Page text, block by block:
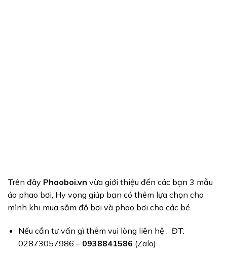
Trên đây Phaoboi.vn vừa giới thiệu đến các bạn 3 mẫu
áo phao bơi, Hy vọng giúp bạn có thêm lựa chọn cho
mình khi mua sắm đồ bơi và phao bơi cho các bé.
Nếu cần tư vấn gì thêm vui lòng liên hệ : ĐT:
02873057986 – 0938841586 (Zalo)